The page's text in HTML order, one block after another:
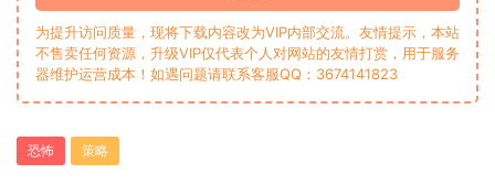
为提升访问质量，现将下载内容改为VIP内部交流。友情提示，本站
不售卖任何资源，升级VIP仅代表个人对网站的友情打赏，用于服务
器维护运营成本！如遇问题请联系客服QQ：3674141823
恐怖 策略